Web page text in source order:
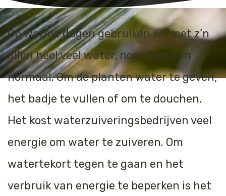
Op warme dagen gebruiken we met z’n
allen heel veel water, nog meer dan
normaal. Om de planten water te geven,
het badje te vullen of om te douchen.
Het kost waterzuiveringsbedrijven veel
energie om water te zuiveren. Om
watertekort tegen te gaan en het
verbruik van energie te beperken is het
Koraal
Leeuw
Luipaard
Olifant
Orang-oetan
Panda
Steur
Speelgoed